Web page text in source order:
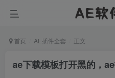
首页 AE插件全套 正文
ae下载模板打开黑的，